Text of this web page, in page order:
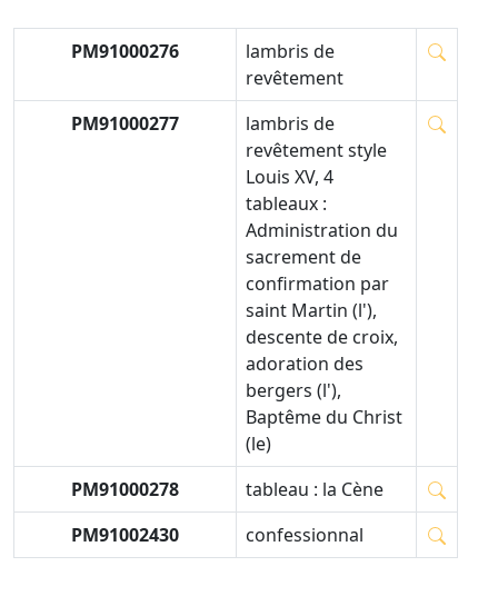
PM91000276
lambris de
revêtement
PM91000277
lambris de
revêtement style
Louis XV, 4
tableaux :
Administration du
sacrement de
confirmation par
saint Martin (l'),
descente de croix,
adoration des
bergers (l'),
Baptême du Christ
(le)
PM91000278
tableau : la Cène
PM91002430
confessionnal